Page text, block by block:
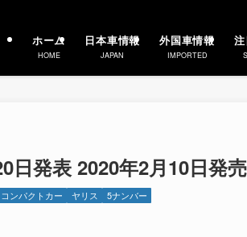
ホーム
HOME
日本車情報
JAPAN
外国車情報
IMPORTED
日発表 2020年2月10日発
コンパクトカー ヤリス 5ナンバー